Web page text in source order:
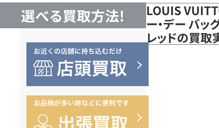
選べる買取方法!
LOUIS
ー・デー バ
レッドの買取